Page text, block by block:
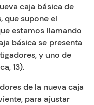
caja básica de
, que supone el
estamos llamando
básica se presenta
y uno de
13).
de la nueva caja
para ajustar